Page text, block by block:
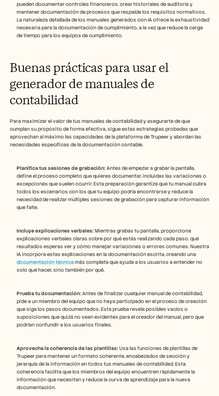
pueden documentar controles financieros, crear historiales de auditoría y
mantener documentación de procesos que respalde los requisitos normativos.
La naturaleza detallada de los manuales generados con IA ofrece la exhaustividad
necesaria para la documentación de cumplimiento, a la vez que reduce la carga
de tiempo para los equipos de cumplimiento.
Buenas prácticas para usar el
generador de manuales de
contabilidad
Para maximizar el valor de tus manuales de contabilidad y asegurarte de que
cumplan su propósito de forma efectiva, sigue estas estrategias probadas que
aprovechan al máximo las capacidades de la plataforma de Trupeer y abordan las
necesidades específicas de la documentación contable.
Planifica tus sesiones de grabación: Antes de empezar a grabar la pantalla,
define el proceso completo que quieres documentar, incluidas las variaciones o
excepciones que suelen ocurrir. Esta preparación garantiza que tu manual cubra
todos los escenarios con los que tu equipo podría encontrarse y reduce la
necesidad de realizar múltiples sesiones de grabación para capturar información
que falte.
Incluye explicaciones verbales: Mientras grabas tu pantalla, proporciona
explicaciones verbales claras sobre por qué estás realizando cada paso, qué
resultados esperas ver y cómo manejar variaciones o errores comunes. Nuestra
documentación técnica más completa que ayuda a los usuarios a entender no
solo qué hacer, sino también por qué.
Prueba tu documentación: Antes de finalizar cualquier manual de contabilidad,
pide a un miembro del equipo que no haya participado en el proceso de creación
que siga los pasos documentados. Esta prueba revela posibles vacíos o
suposiciones que quizá no sean evidentes para el creador del manual, pero que
podrían confundir a los usuarios finales.
Aprovecha la coherencia de las plantillas: Usa las funciones de plantillas de
Trupeer para mantener un formato coherente, encabezados de sección y
jerarquía de la información en todos tus manuales de contabilidad. Esta
coherencia facilita que los miembros del equipo encuentren rápidamente la
información que necesitan y reduce la curva de aprendizaje para la nueva
documentación.